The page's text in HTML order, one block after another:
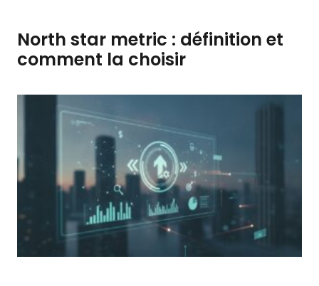
North star metric : définition et
comment la choisir